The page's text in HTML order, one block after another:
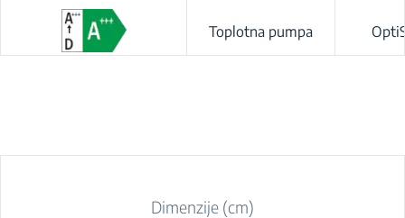
Toplotna pumpa
Dimenzije (cm)